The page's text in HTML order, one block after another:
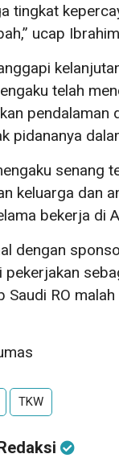
tingkat
ucap
telah
pidananya
senang
keluarga dan
bekerja di
dengan
pekerjakan
Saudi RO
TKW